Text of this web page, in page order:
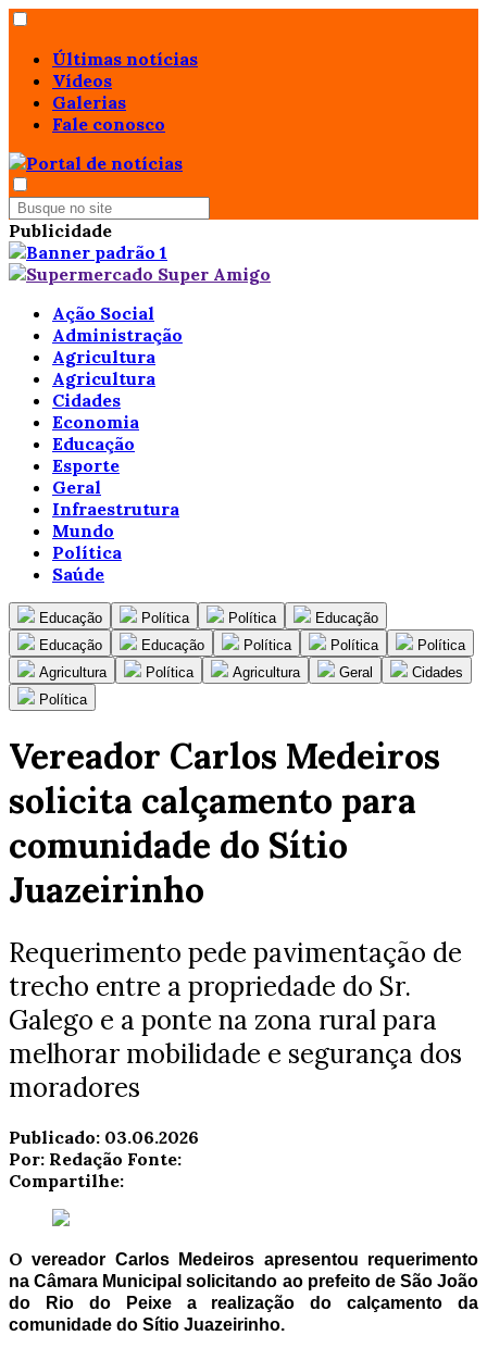
Últimas notícias
Vídeos
Galerias
Fale conosco
Publicidade
Ação Social
Administração
Agricultura
Agricultura
Cidades
Economia
Educação
Esporte
Geral
Infraestrutura
Mundo
Política
Saúde
Educação Política Política
Educação
Educação
Educação Política Política
Política
Agricultura
Política Agricultura Geral
Cidades
Política
Vereador Carlos Medeiros
solicita calçamento para
comunidade do Sítio
Juazeirinho
Requerimento pede pavimentação de
trecho entre a propriedade do Sr.
Galego e a ponte na zona rural para
melhorar mobilidade e segurança dos
moradores
Publicado: 03.06.2026
Por: Redação Fonte:
Compartilhe:
Overeador Carlos Medeiros apresentou requerimento
na Câmara Municipal solicitando ao prefeito de São João
do Rio do Peixe a realização do calçamento da
comunidade do Sítio Juazeirinho.